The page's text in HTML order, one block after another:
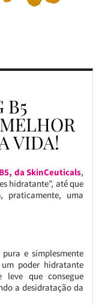
B5
VIDA!
da SkinCeuticals,
hidratante”, até que
praticamente, uma
e simplesmente
poder hidratante
leve que consegue
a desidratação da